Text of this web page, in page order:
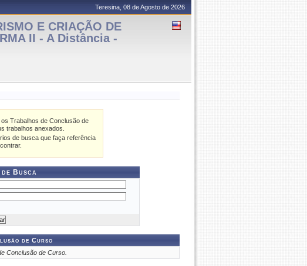
Teresina, 08 de Agosto de 2026
E CRIAÇÃO DE
II - A Distância -
Trabalhos de Conclusão de
trabalhos anexados.
de busca que faça referência
Busca
de Curso
Conclusão de Curso.